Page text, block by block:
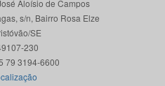
Aloísio de Campos
s/n, Bairro Rosa Elze
SE
230